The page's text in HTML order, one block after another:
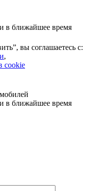
в ближайшее время
вы соглашаетесь с:
,
cookie
в ближайшее время